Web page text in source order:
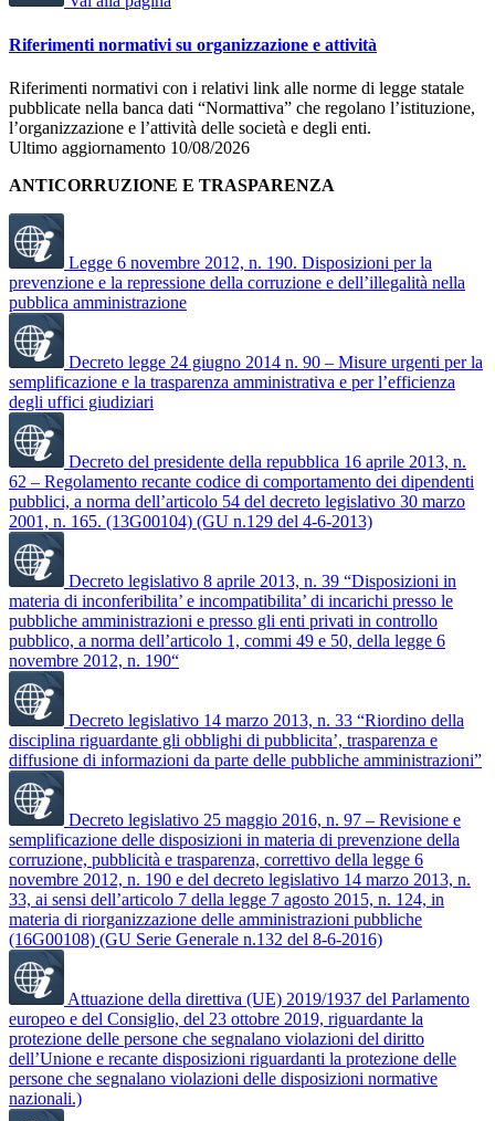
Riferimenti normativi su organizzazione e attività
Riferimenti normativi con i relativi link alle norme di legge statale
pubblicate nella banca dati “Normattiva” che regolano l’istituzione,
l’organizzazione e l’attività delle società e degli enti.
Ultimo aggiornamento 10/08/2026
ANTICORRUZIONE E TRASPARENZA
Legge 6 novembre 2012, n. 190. Disposizioni per la
prevenzione e la repressione della corruzione e dell’illegalità nella
pubblica amministrazione
Decreto legge 24 giugno 2014 n. 90 – Misure urgenti per la
semplificazione e la trasparenza amministrativa e per l’efficienza
degli uffici giudiziari
Decreto del presidente della repubblica 16 aprile 2013, n.
62 – Regolamento recante codice di comportamento dei dipendenti
pubblici, a norma dell’articolo 54 del decreto legislativo 30 marzo
2001, n. 165. (13G00104) (GU n.129 del 4-6-2013)
Decreto legislativo 8 aprile 2013, n. 39 “Disposizioni in
materia di inconferibilita’ e incompatibilita’ di incarichi presso le
pubbliche amministrazioni e presso gli enti privati in controllo
pubblico, a norma dell’articolo 1, commi 49 e 50, della legge 6
novembre 2012, n. 190“
Decreto legislativo 14 marzo 2013, n. 33 “Riordino della
disciplina riguardante gli obblighi di pubblicita’, trasparenza e
diffusione di informazioni da parte delle pubbliche amministrazioni”
Decreto legislativo 25 maggio 2016, n. 97 – Revisione e
semplificazione delle disposizioni in materia di prevenzione della
corruzione, pubblicità e trasparenza, correttivo della legge 6
novembre 2012, n. 190 e del decreto legislativo 14 marzo 2013, n.
33, ai sensi dell’articolo 7 della legge 7 agosto 2015, n. 124, in
materia di riorganizzazione delle amministrazioni pubbliche
(16G00108) (GU Serie Generale n.132 del 8-6-2016)
Attuazione della direttiva (UE) 2019/1937 del Parlamento
europeo e del Consiglio, del 23 ottobre 2019, riguardante la
protezione delle persone che segnalano violazioni del diritto
dell’Unione e recante disposizioni riguardanti la protezione delle
persone che segnalano violazioni delle disposizioni normative
nazionali.)